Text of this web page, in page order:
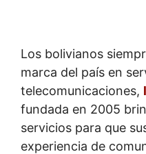
Los bolivianos
marca del país en
telecomunicaciones,
fundada en 2005
servicios para que
experiencia de